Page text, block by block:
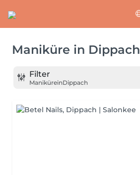
Maniküre in Dippach
Filter
ManiküreinDippach